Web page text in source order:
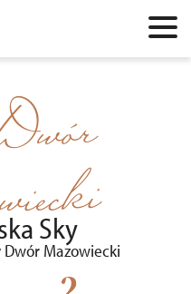
Sky
Dwór Mazowiecki